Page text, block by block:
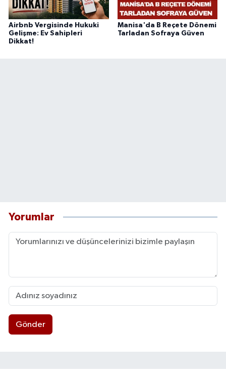
Airbnb Vergisinde Hukuki
Gelişme: Ev Sahipleri
Dikkat!
Manisa'da B Reçete Dönemi
Tarladan Sofraya Güven
Yorumlar
Gönder